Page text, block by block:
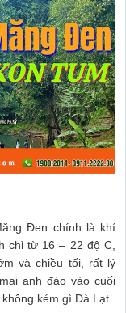
Đen chính là khí
chỉ từ 16 – 22 độ C,
và chiều tối, rất lý
anh đào vào cuối
kém gì Đà Lạt.